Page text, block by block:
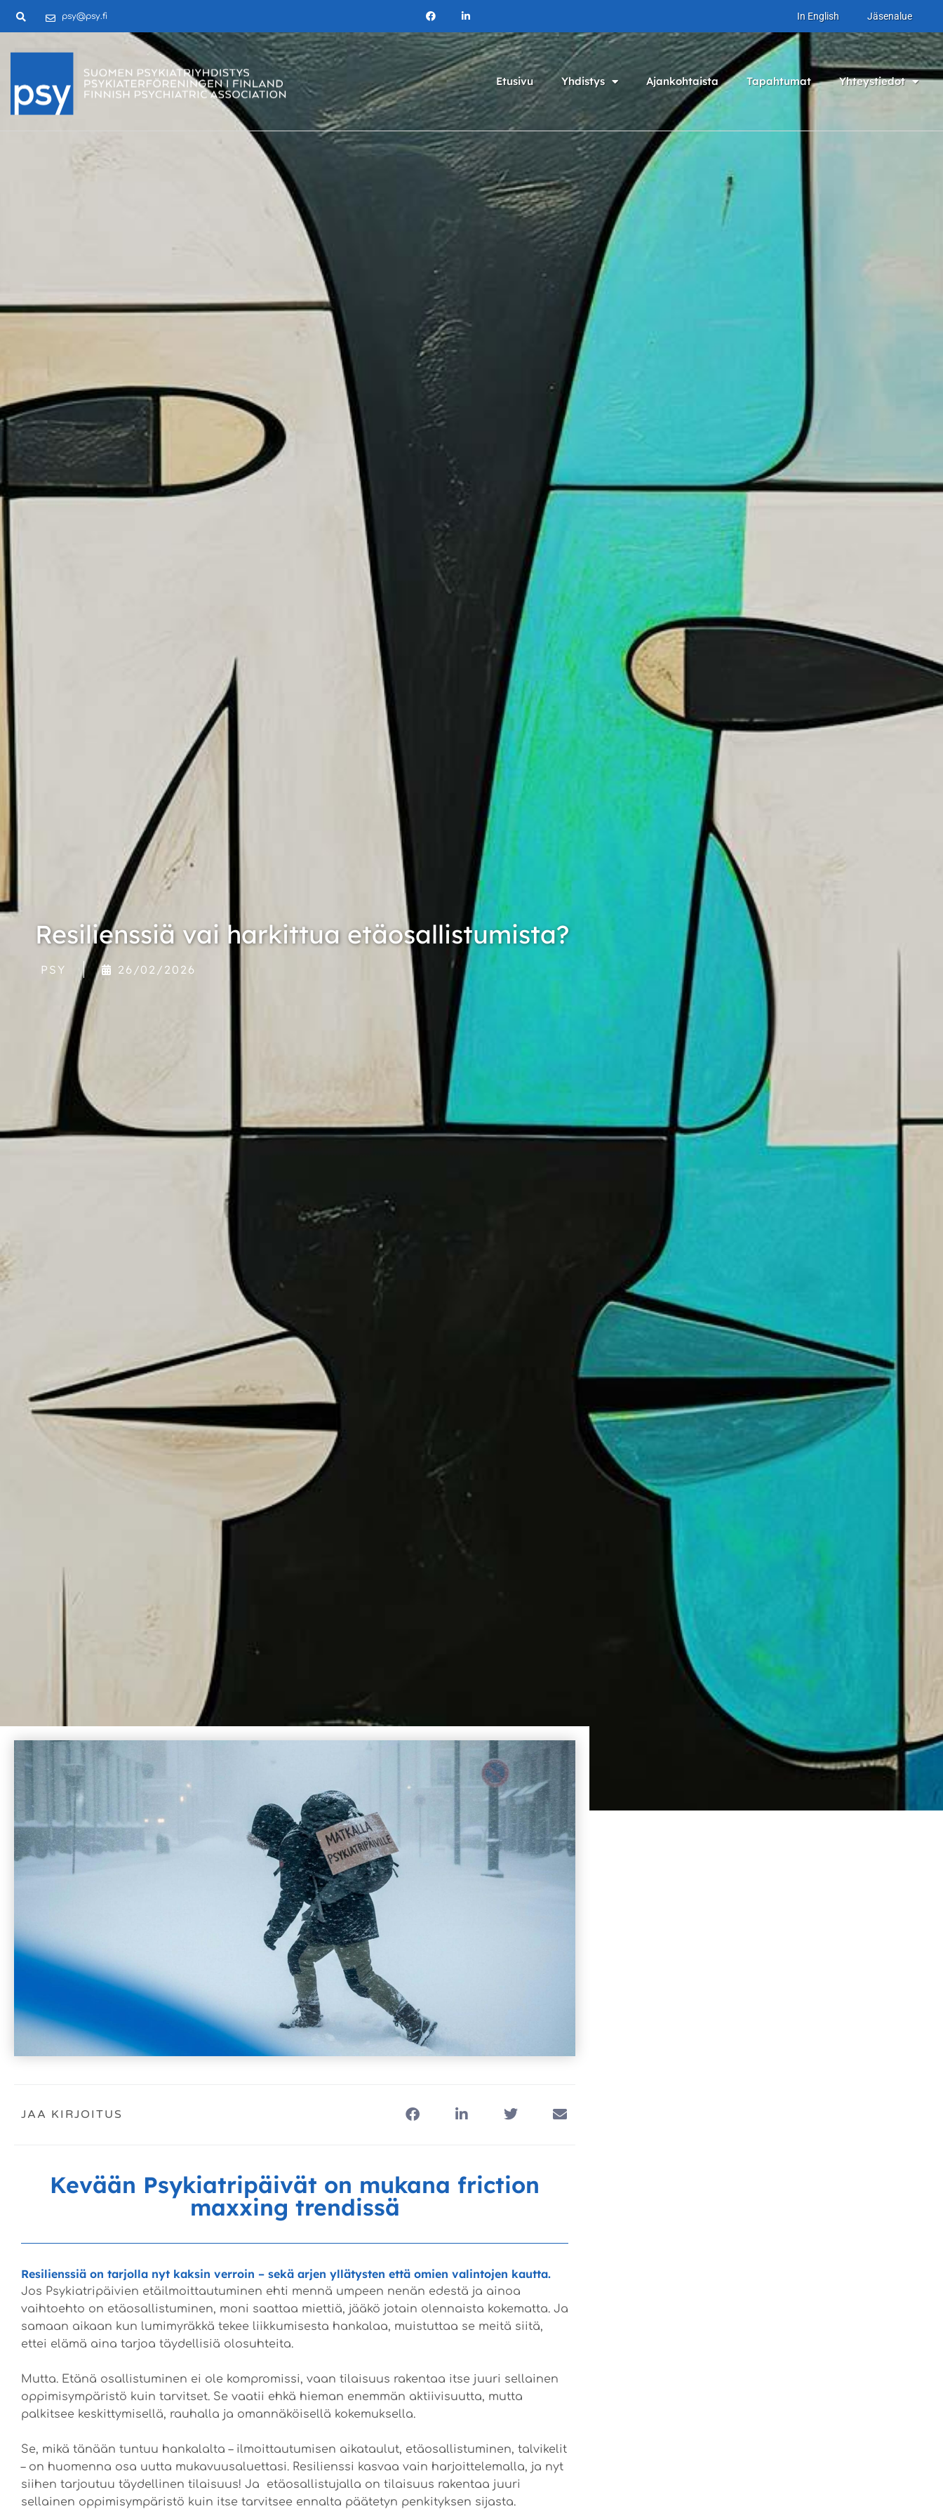
psy@psy.fi In English Jäsenalue
Etusivu Yhdistys Ajankohtaista Tapahtumat Yhteystiedot
Resilienssiä vai harkittua etäosallistumista?
PSY 26/02/2026
JAA KIRJOITUS
Kevään Psykiatripäivät on mukana friction
maxxing trendissä
Resilienssiä on tarjolla nyt kaksin verroin – sekä arjen yllätysten että omien valintojen kautta.
Jos Psykiatripäivien etäilmoittautuminen ehti mennä umpeen nenän edestä ja ainoa
vaihtoehto on etäosallistuminen, moni saattaa miettiä, jääkö jotain olennaista kokematta. Ja
samaan aikaan kun lumimyräkkä tekee liikkumisesta hankalaa, muistuttaa se meitä siitä,
ettei elämä aina tarjoa täydellisiä olosuhteita.
Mutta. Etänä osallistuminen ei ole kompromissi, vaan tilaisuus rakentaa itse juuri sellainen
oppimisympäristö kuin tarvitset. Se vaatii ehkä hieman enemmän aktiivisuutta, mutta
palkitsee keskittymisellä, rauhalla ja omannäköisellä kokemuksella.
Se, mikä tänään tuntuu hankalalta – ilmoittautumisen aikataulut, etäosallistuminen, talvikelit
– on huomenna osa uutta mukavuusaluettasi. Resilienssi kasvaa vain harjoittelemalla, ja nyt
siihen tarjoutuu täydellinen tilaisuus! Ja
etäosallistujalla on tilaisuus rakentaa juuri
sellainen oppimisympäristö kuin itse tarvitsee ennalta päätetyn penkityksen sijasta.